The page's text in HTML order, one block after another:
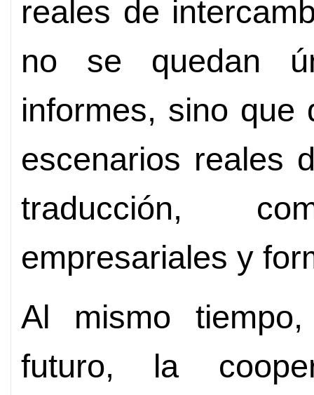
reales de
no se quedan
informes, sino que
escenarios reales
traducción,
empresariales y
Al mismo
futuro, la